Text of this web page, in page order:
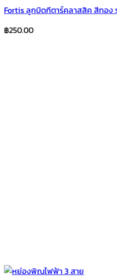
Fortis ลูกบิดกีตาร์คลาสสิค สีทอง
฿250.00